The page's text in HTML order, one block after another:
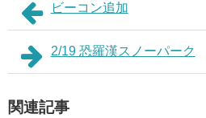
ビーコン追加
2/19 恐羅漢スノーパーク
関連記事